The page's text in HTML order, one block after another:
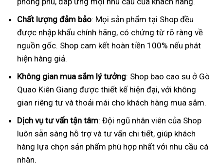
Chất lượng đảm bảo: Mọi sản phẩm tại Shop đều
được nhập khẩu chính hãng, có chứng từ rõ ràng về
nguồn gốc. Shop cam kết hoàn tiền 100% nếu phát
hiện hàng giả.
Không gian mua sắm lý tưởng: Shop bao cao su ở Gò
Quao Kiên Giang được thiết kế hiện đại, với không
gian riêng tư và thoải mái cho khách hàng mua sắm.
Dịch vụ tư vấn tận tâm: Đội ngũ nhân viên của Shop
luôn sẵn sàng hỗ trợ và tư vấn chi tiết, giúp khách
hàng lựa chọn sản phẩm phù hợp nhất với nhu cầu cá
nhân.